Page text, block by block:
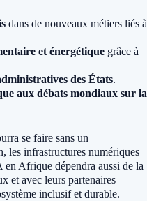
dans de nouveaux métiers liés à
et énergétique grâce à
des États.
aux débats mondiaux sur la
se faire sans un
les infrastructures numériques
en Afrique dépendra aussi de la
et avec leurs partenaires
inclusif et durable.